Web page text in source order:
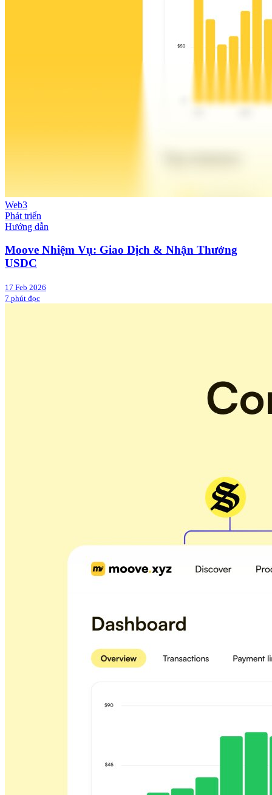
Web3
Phát triển
Hướng dẫn
Moove Nhiệm Vụ: Giao Dịch & Nhận Thưởng
USDC
17 Feb 2026
7 phút đọc